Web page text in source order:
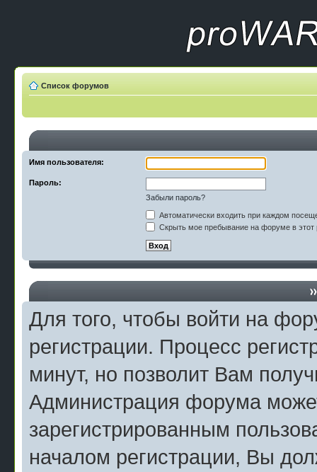
Список форумов
Имя пользователя:
Пароль:
Забыли пароль?
Автоматически входить при каждом
Скрыть мое пребывание на форуме в этот
Для того, чтобы войти на
регистрации. Процесс
минут, но позволит Вам
Администрация форума
зарегистрированным
началом регистрации, Вы